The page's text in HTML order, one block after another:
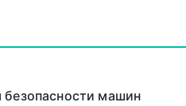
машин